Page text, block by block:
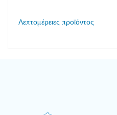
Λεπτομέρειες προϊόντος